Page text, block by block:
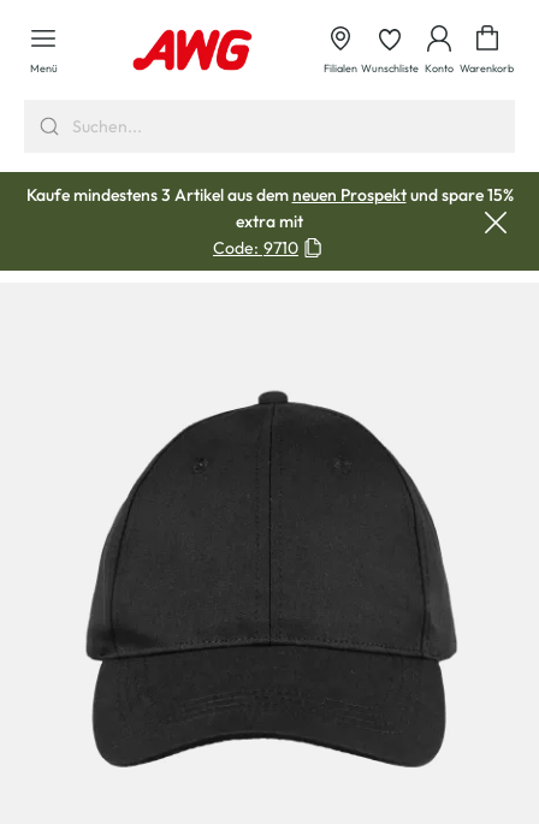
springen
Menü Filialen Wunschliste Konto Warenkorb
Kaufe mindestens 3 Artikel aus demneuen Prospektund spare 15%
extra mit
Code: 9710